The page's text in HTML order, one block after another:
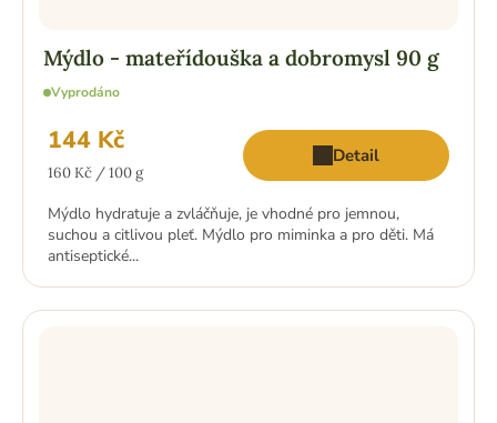
Mýdlo - mateřídouška a dobromysl 90 g
Vyprodáno
144 Kč
Měrná
160 Kč / 100 g
Detail
Mýdlo hydratuje a zvláčňuje, je vhodné pro jemnou,
suchou a citlivou pleť. Mýdlo pro miminka a pro děti. Má
antiseptické...